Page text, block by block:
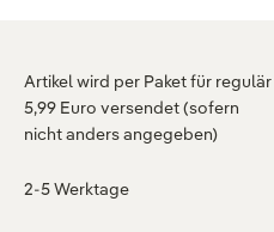
Artikel wird per Paket für regulär
5,99 Euro versendet (sofern
nicht anders angegeben)
2-5 Werktage